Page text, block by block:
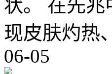
状。 在先
现皮肤灼热
06-05